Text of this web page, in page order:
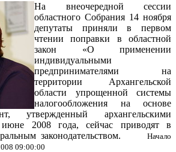
На внеочередной сессии
областного Собрания 14 ноября
депутаты приняли в первом
чтении поправки в областной
закон «О применении
индивидуальными
предпринимателями на
территории Архангельской
области упрощенной системы
налогообложения на основе
утвержденный архангельскими
2008 года, сейчас приводят в
законодательством. Начало
09:00:00